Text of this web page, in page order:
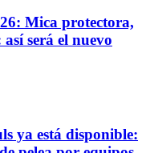
Mica protectora,
será el nuevo
ya está disponible: